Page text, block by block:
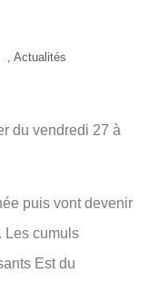
, Actualités
du vendredi 27 à
puis vont devenir
Les cumuls
Est du